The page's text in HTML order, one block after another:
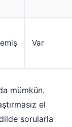
Var
mümkün.
el
sorularla